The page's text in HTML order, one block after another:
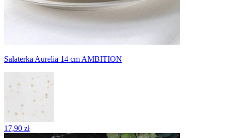
Salaterka Aurelia 14 cm AMBITION
17,90 zł